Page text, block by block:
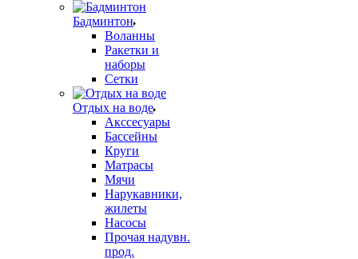
Бадминтон
Воланны
Ракетки и
наборы
Сетки
Отдых на воде
Акссесуары
Бассейны
Круги
Матрасы
Мячи
Нарукавники,
жилеты
Насосы
Прочая надувн.
прод.